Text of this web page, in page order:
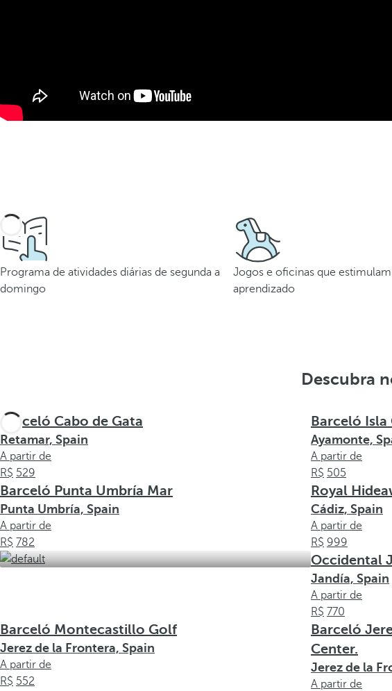
Programa de atividades diárias de segunda a
domingo
Jogos e oficinas que
aprendizado
Descubra
Barceló Cabo de Gata
Retamar, Spain
A partir de
529
Barceló Isla
Ayamonte,
A partir de
505
Barceló Punta Umbría Mar
Punta Umbría, Spain
A partir de
782
Royal
Cádiz, Spain
A partir de
999
Occidental
Jandía, Spain
A partir de
770
Barceló Montecastillo Golf
Jerez de la Frontera, Spain
A partir de
552
Barceló
Center.
Jerez de la
A partir de